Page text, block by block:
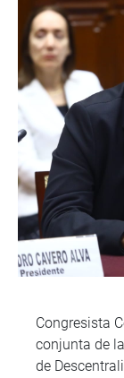
Congresista
conjunta de
de